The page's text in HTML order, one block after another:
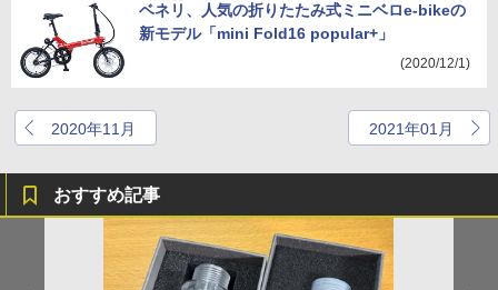
ベネリ、人気の折りたたみ式ミニベロe-bikeの
新モデル「mini Fold16 popular+」
(2020/12/1)
2020年11月 2021年01月
おすすめ記事